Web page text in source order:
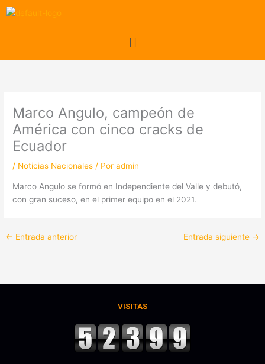
Menú
Marco Angulo, campeón de
América con cinco cracks de
Ecuador
/ Noticias Nacionales / Poradmin
Marco Angulo se formó en Independiente del Valle y debutó,
con gran suceso, en el primer equipo en el 2021.
← Entrada anterior Entrada siguiente →
VISITAS